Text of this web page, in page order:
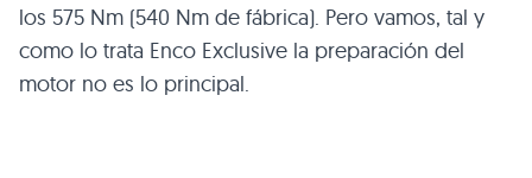
los 575 Nm (540 Nm de fábrica). Pero vamos, tal y
como lo trata Enco Exclusive la preparación del
motor no es lo principal.